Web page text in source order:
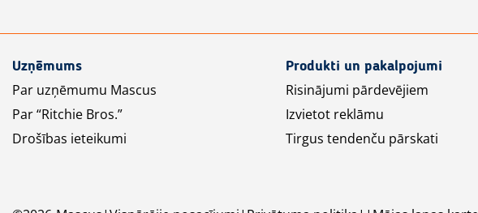
Uzņēmums
Par uzņēmumu Mascus
Par “Ritchie Bros.”
Drošības ieteikumi
Produkti un pakalpojumi
Risinājumi pārdevējiem
Izvietot reklāmu
Tirgus tendenču pārskati